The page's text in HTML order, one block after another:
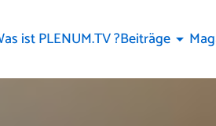
ist PLENUM.TV ?Beiträge arrow_drop_down